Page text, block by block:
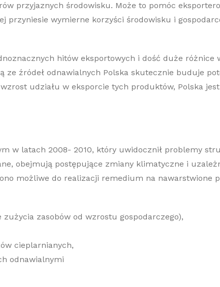
przyjaznych środowisku. Może to pomóc
przyniesie wymierne korzyści środowisku i
hitów eksportowych i dość duże różnice
źródeł odnawialnych Polska skutecznie buduje
udziału w eksporcie tych produktów, Polska
w latach 2008- 2010, który uwidocznił problemy
obejmują postępujące zmiany klimatyczne i
możliwe do realizacji remedium na nawarstwione
zasobów od wzrostu gospodarczego),
cieplarnianych,
odnawialnymi